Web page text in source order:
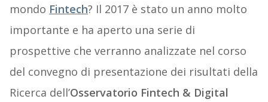
mondo Fintech? Il 2017 è stato un anno molto
importante e ha aperto una serie di
prospettive che verranno analizzate nel corso
del convegno di presentazione dei risultati della
Ricerca dell’Osservatorio Fintech & Digital